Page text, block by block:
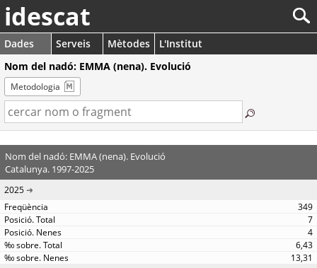
idescat
Dades Serveis Mètodes
L'Institut
Nom del nadó: EMMA (nena). Evolució
Metodologia
Nom del nadó: EMMA (nena). Evolució
Catalunya. 1997-2025
2025
349
7
4
6,43
13,31